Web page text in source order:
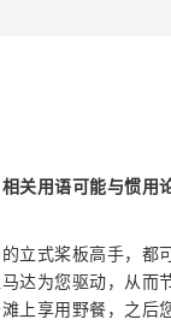
关用语可能与惯用
立式桨板高手，都
达为您驱动，从而
上享用野餐，之